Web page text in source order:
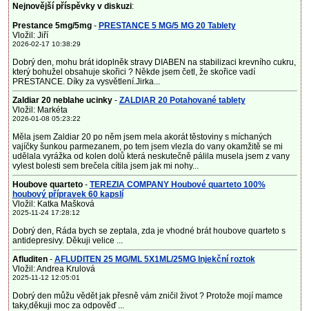
Nejnovější příspěvky v diskuzi:
Prestance 5mg/5mg- PRESTANCE 5 MG/5 MG 20 Tablety
Vložil: Jiří
2026-02-17 10:38:29
Dobrý den, mohu brát idoplněk stravy DIABEN na stabilizaci krevního cukru,
který bohužel obsahuje skořici ? Někde jsem četl, že skořice vadí
PRESTANCE. Díky za vysvětlení.Jirka...
Zaldiar 20 neblahe ucinky- ZALDIAR 20 Potahované tablety
Vložil: Markéta
2026-01-08 05:23:22
Měla jsem Zaldiar 20 po něm jsem mela akorát těstoviny s míchaných
vajíčky šunkou parmezanem, po tem jsem vlezla do vany okamžitě se mi
udělala vyrážka od kolen dolů která neskutečně pálila musela jsem z vany
vylest bolesti sem brečela cítila jsem jak mi nohy...
Houbove quarteto- TEREZIA COMPANY Houbové quarteto 100%
houbový přípravek 60 kapslí
Vložil: Katka Mašková
2025-11-24 17:28:12
Dobrý den, Ráda bych se zeptala, zda je vhodné brát houbove quarteto s
antidepresivy. Děkuji velice ...
Afluditen- AFLUDITEN 25 MG/ML 5X1ML/25MG Injekční roztok
Vložil: Andrea Krulová
2025-11-12 12:05:01
Dobrý den můžu vědět jak přesně vám zničil život ? Protože mojí mamce
taky,děkuji moc za odpověď ...